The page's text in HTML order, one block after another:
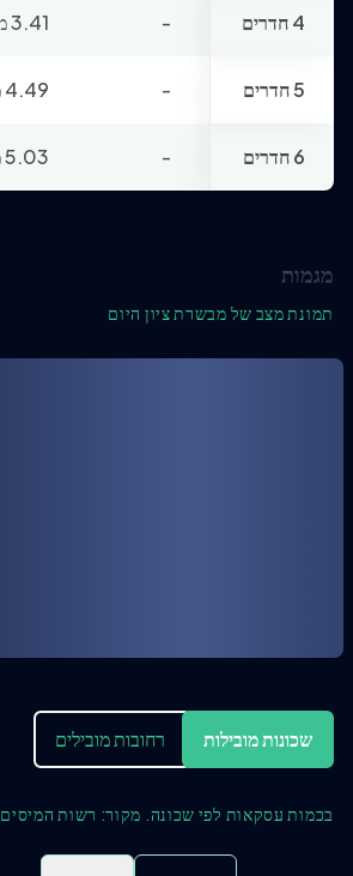
4 חדרים - 3.41 מ׳
5 חדרים - 4.49 מ׳
6 חדרים - 5.03 מ׳
מגמות
תמונת מצב של מבשרת ציון היום
שכונות מובילות רחובות מובילים
בכמות עסקאות לפי שכונה. מקור: רשות המיסים